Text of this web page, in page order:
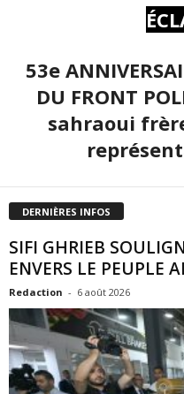
53e
DU FRONT
sahraoui
DERNIÈRES INFOS
SIFI GHRIEB
ENVERS LE PEUPLE
Redaction - 6 août 2026